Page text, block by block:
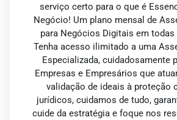
serviço certo para o que é
Negócio! Um plano mensal de
para Negócios Digitais em todas
Tenha acesso ilimitado a uma
Especializada, cuidadosamente
Empresas e Empresários que
validação de ideais à proteção
jurídicos, cuidamos de tudo,
cuide da estratégia e foque nos